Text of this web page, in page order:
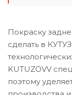
Покраску
сделать в
KUTUZOVV
поэтому